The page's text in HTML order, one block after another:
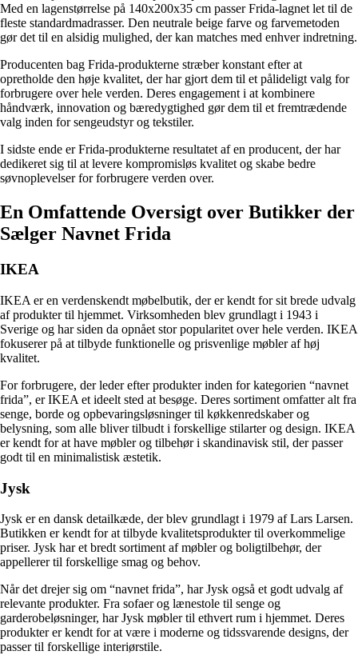
Med en lagenstørrelse på 140x200x35 cm passer Frida-lagnet let til de
fleste standardmadrasser. Den neutrale beige farve og farvemetoden
gør det til en alsidig mulighed, der kan matches med enhver indretning.
Producenten bag Frida-produkterne stræber konstant efter at
opretholde den høje kvalitet, der har gjort dem til et pålideligt valg for
forbrugere over hele verden. Deres engagement i at kombinere
håndværk, innovation og bæredygtighed gør dem til et fremtrædende
valg inden for sengeudstyr og tekstiler.
I sidste ende er Frida-produkterne resultatet af en producent, der har
dedikeret sig til at levere kompromisløs kvalitet og skabe bedre
søvnoplevelser for forbrugere verden over.
En Omfattende Oversigt over Butikker der
Sælger Navnet Frida
IKEA
IKEA er en verdenskendt møbelbutik, der er kendt for sit brede udvalg
af produkter til hjemmet. Virksomheden blev grundlagt i 1943 i
Sverige og har siden da opnået stor popularitet over hele verden. IKEA
fokuserer på at tilbyde funktionelle og prisvenlige møbler af høj
kvalitet.
For forbrugere, der leder efter produkter inden for kategorien “navnet
frida”, er IKEA et ideelt sted at besøge. Deres sortiment omfatter alt fra
senge, borde og opbevaringsløsninger til køkkenredskaber og
belysning, som alle bliver tilbudt i forskellige stilarter og design. IKEA
er kendt for at have møbler og tilbehør i skandinavisk stil, der passer
godt til en minimalistisk æstetik.
Jysk
Jysk er en dansk detailkæde, der blev grundlagt i 1979 af Lars Larsen.
Butikken er kendt for at tilbyde kvalitetsprodukter til overkommelige
priser. Jysk har et bredt sortiment af møbler og boligtilbehør, der
appellerer til forskellige smag og behov.
Når det drejer sig om “navnet frida”, har Jysk også et godt udvalg af
relevante produkter. Fra sofaer og lænestole til senge og
garderobeløsninger, har Jysk møbler til ethvert rum i hjemmet. Deres
produkter er kendt for at være i moderne og tidssvarende designs, der
passer til forskellige interiørstile.